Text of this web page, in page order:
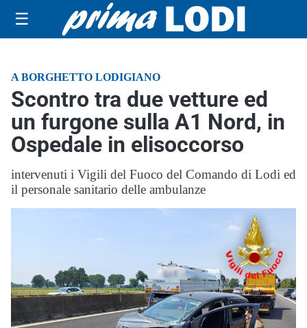
☰
A BORGHETTO LODIGIANO
Scontro tra due vetture ed
un furgone sulla A1 Nord, in
Ospedale in elisoccorso
intervenuti i Vigili del Fuoco del Comando di Lodi ed
il personale sanitario delle ambulanze